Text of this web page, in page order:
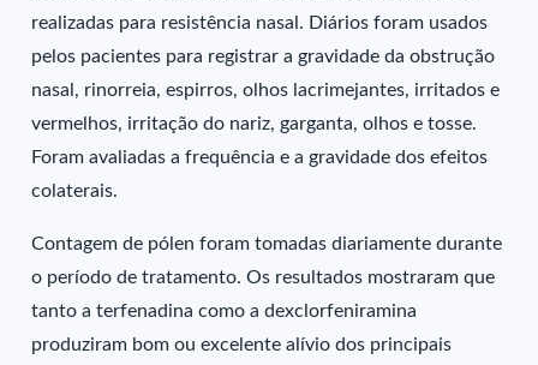
realizadas para resistência nasal. Diários foram usados
pelos pacientes para registrar a gravidade da obstrução
nasal, rinorreia, espirros, olhos lacrimejantes, irritados e
vermelhos, irritação do nariz, garganta, olhos e tosse.
Foram avaliadas a frequência e a gravidade dos efeitos
colaterais.
Contagem de pólen foram tomadas diariamente durante
o período de tratamento. Os resultados mostraram que
tanto a terfenadina como a dexclorfeniramina
produziram bom ou excelente alívio dos principais